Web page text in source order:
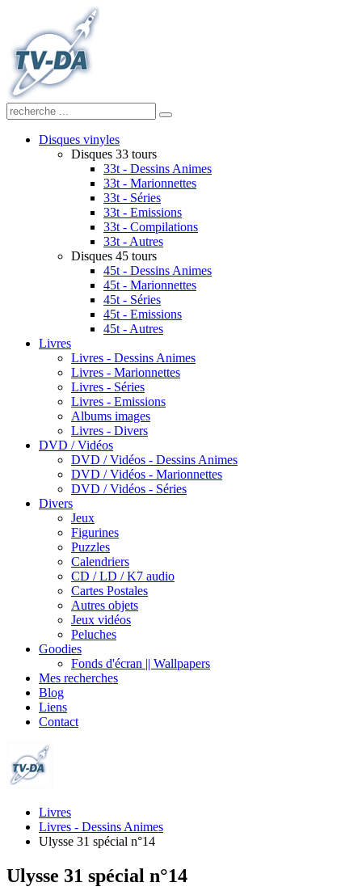
Disques vinyles
Disques 33 tours
33t - Dessins Animes
33t - Marionnettes
33t - Séries
33t - Emissions
33t - Compilations
33t - Autres
Disques 45 tours
45t - Dessins Animes
45t - Marionnettes
45t - Séries
45t - Emissions
45t - Autres
Livres
Livres - Dessins Animes
Livres - Marionnettes
Livres - Séries
Livres - Emissions
Albums images
Livres - Divers
DVD / Vidéos
DVD / Vidéos - Dessins Animes
DVD / Vidéos - Marionnettes
DVD / Vidéos - Séries
Divers
Jeux
Figurines
Puzzles
Calendriers
CD / LD / K7 audio
Cartes Postales
Autres objets
Jeux vidéos
Peluches
Goodies
Fonds d'écran || Wallpapers
Mes recherches
Blog
Liens
Contact
Livres
Livres - Dessins Animes
Ulysse 31 spécial n°14
Ulysse 31 spécial n°14